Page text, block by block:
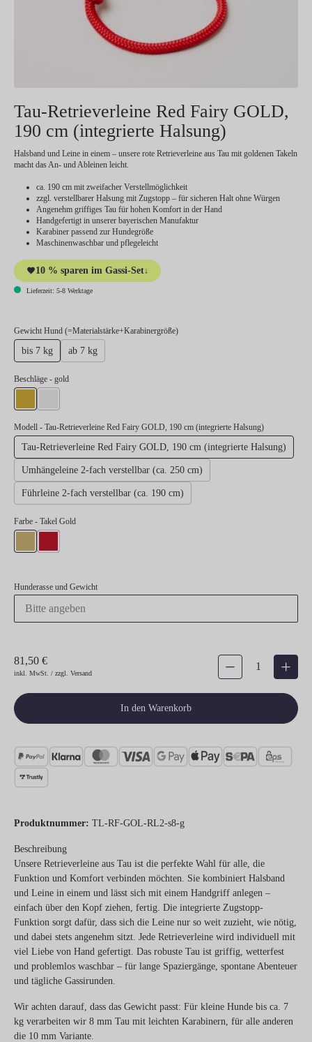
Tau-Retrieverleine Red Fairy GOLD,
190 cm (integrierte Halsung)
Halsband und Leine in einem – unsere rote Retrieverleine aus Tau mit goldenen Takeln
macht das An- und Ableinen leicht.
ca. 190 cm mit zweifacher Verstellmöglichkeit
zzgl. verstellbarer Halsung mit Zugstopp – für sicheren Halt ohne Würgen
Angenehm griffiges Tau für hohen Komfort in der Hand
Handgefertigt in unserer bayerischen Manufaktur
Karabiner passend zur Hundegröße
Maschinenwaschbar und pflegeleicht
10 % sparen im Gassi-Set↓
Lieferzeit: 5-8 Werktage
Gewicht Hund (=Materialstärke+Karabinergröße)auswählen
bis 7 kg ab 7 kg
Beschlägeauswählen
- gold
Modell - Tau-Retrieverleine Red Fairy GOLD, 190 cm (integrierte Halsung)
Tau-Retrieverleine Red Fairy GOLD, 190 cm (integrierte Halsung)
Umhängeleine 2-fach verstellbar (ca. 250 cm)
Führleine 2-fach verstellbar (ca. 190 cm)
Farbe - Takel Gold
Hunderasse und Gewicht
81,50 €
inkl. MwSt. / zzgl. Versand
Produkt Anzahl: Gib den
In den Warenkorb
Produktnummer: TL-RF-GOL-RL2-s8-g
Beschreibung
Unsere Retrieverleine aus Tau ist die perfekte Wahl für alle, die
Funktion und Komfort verbinden möchten. Sie kombiniert Halsband
und Leine in einem und lässt sich mit einem Handgriff anlegen –
einfach über den Kopf ziehen, fertig. Die integrierte Zugstopp-
Funktion sorgt dafür, dass sich die Leine nur so weit zuzieht, wie nötig,
und dabei stets angenehm sitzt. Jede Retrieverleine wird individuell mit
viel Liebe von Hand gefertigt. Das robuste Tau ist griffig, wetterfest
und problemlos waschbar – für lange Spaziergänge, spontane Abenteuer
und tägliche Gassirunden.
Wir achten darauf, dass das Gewicht passt: Für kleine Hunde bis ca. 7
kg verarbeiten wir 8 mm Tau mit leichten Karabinern, für alle anderen
die 10 mm Variante.